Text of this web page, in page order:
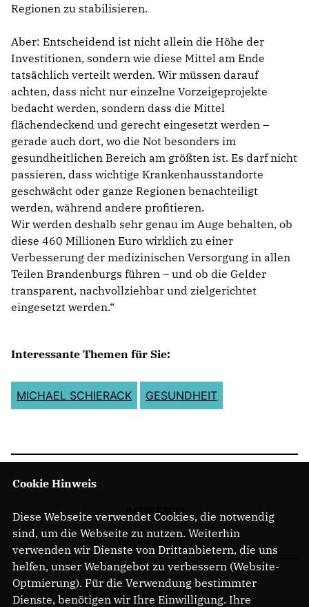
Regionen zu stabilisieren.
Aber: Entscheidend ist nicht allein die Höhe der
Investitionen, sondern wie diese Mittel am Ende
tatsächlich verteilt werden. Wir müssen darauf
achten, dass nicht nur einzelne Vorzeigeprojekte
bedacht werden, sondern dass die Mittel
flächendeckend und gerecht eingesetzt werden –
gerade auch dort, wo die Not besonders im
gesundheitlichen Bereich am größten ist. Es darf nicht
passieren, dass wichtige Krankenhausstandorte
geschwächt oder ganze Regionen benachteiligt
werden, während andere profitieren.
Wir werden deshalb sehr genau im Auge behalten, ob
diese 460 Millionen Euro wirklich zu einer
Verbesserung der medizinischen Versorgung in allen
Teilen Brandenburgs führen – und ob die Gelder
transparent, nachvollziehbar und zielgerichtet
eingesetzt werden.“
Interessante Themen für Sie:
MICHAEL SCHIERACK GESUNDHEIT
IMPRESSUM
Dr. Jan Redmann MdL
Cookie Hinweis
Diese Webseite verwendet Cookies, die notwendig
sind, um die Webseite zu nutzen. Weiterhin
verwenden wir Dienste von Drittanbietern, die uns
helfen, unser Webangebot zu verbessern (Website-
Optmierung). Für die Verwendung bestimmter
Dienste, benötigen wir Ihre Einwilligung. Ihre